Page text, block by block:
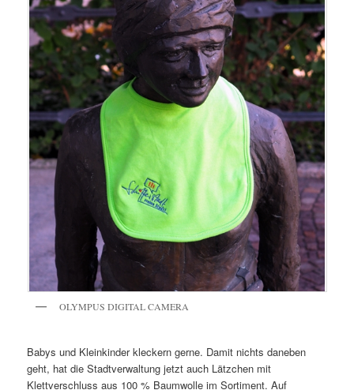
OLYMPUS DIGITAL CAMERA
Babys und Kleinkinder kleckern gerne. Damit nichts daneben
geht, hat die Stadtverwaltung jetzt auch Lätzchen mit
Klettverschluss aus 100 % Baumwolle im Sortiment. Auf